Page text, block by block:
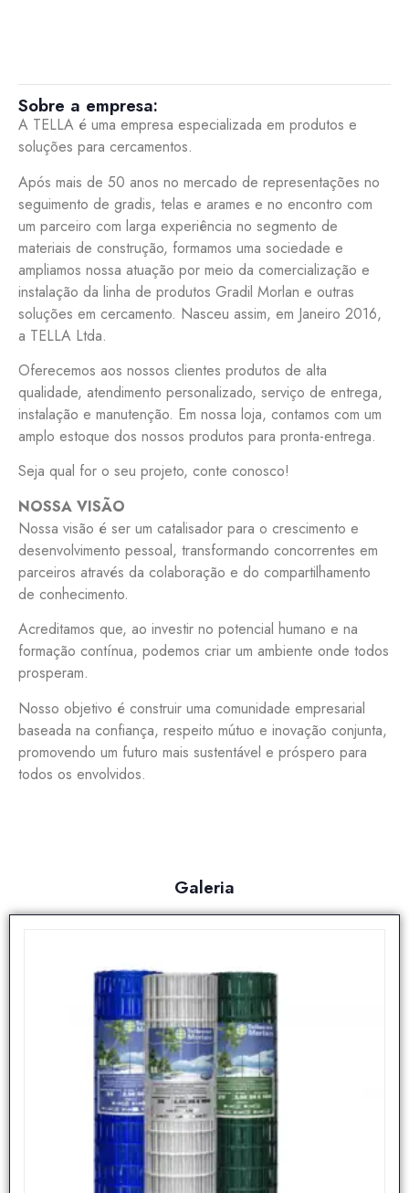
Sobre a empresa:
A TELLA é uma empresa especializada em produtos e
soluções para cercamentos.
Após mais de 50 anos no mercado de representações no
seguimento de gradis, telas e arames e no encontro com
um parceiro com larga experiência no segmento de
materiais de construção, formamos uma sociedade e
ampliamos nossa atuação por meio da comercialização e
instalação da linha de produtos Gradil Morlan e outras
soluções em cercamento. Nasceu assim, em Janeiro 2016,
a TELLA Ltda.
Oferecemos aos nossos clientes produtos de alta
qualidade, atendimento personalizado, serviço de entrega,
instalação e manutenção. Em nossa loja, contamos com um
amplo estoque dos nossos produtos para pronta-entrega.
Seja qual for o seu projeto, conte conosco!
NOSSA VISÃO
Nossa visão é ser um catalisador para o crescimento e
desenvolvimento pessoal, transformando concorrentes em
parceiros através da colaboração e do compartilhamento
de conhecimento.
Acreditamos que, ao investir no potencial humano e na
formação contínua, podemos criar um ambiente onde todos
prosperam.
Nosso objetivo é construir uma comunidade empresarial
baseada na confiança, respeito mútuo e inovação conjunta,
promovendo um futuro mais sustentável e próspero para
todos os envolvidos.
Galeria